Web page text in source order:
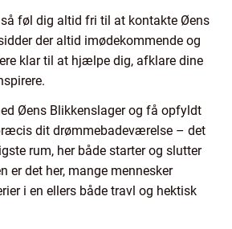
føl dig altid fri til at kontakte Øens
der altid imødekommende og
klar til at hjælpe dig, afklare dine
Øens Blikkenslager og få opfyldt
dit drømmebadeværelse – det
rum, her både starter og slutter
er det her, mange mennesker
i en ellers både travl og hektisk